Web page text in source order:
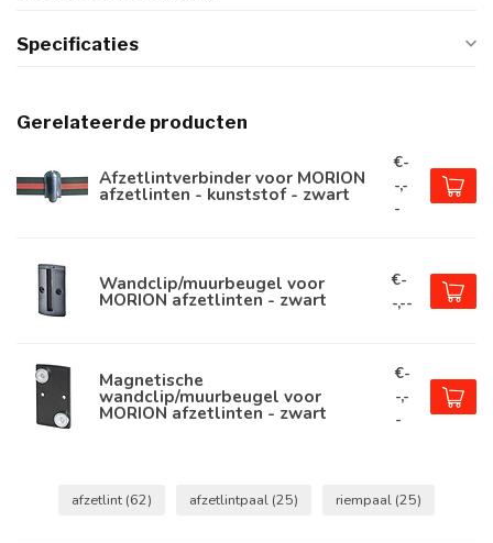
Specificaties
Gerelateerde producten
Afzetlintverbinder voor MORION
afzetlinten - kunststof - zwart
€-
-,-
-
Wandclip/muurbeugel voor
MORION afzetlinten - zwart
€-
-,--
Magnetische
wandclip/muurbeugel voor
MORION afzetlinten - zwart
€-
-,-
-
afzetlint (62) afzetlintpaal (25) riempaal (25)